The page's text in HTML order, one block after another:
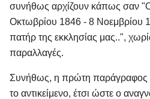
συνήθως αρχίζουν κάπως σαν
Οκτωβρίου 1846 - 8 Νοεμβρίου
πατήρ της εκκλησίας μας..",
παραλλαγές.
Συνήθως, η πρώτη παράγραφος
το αντικείμενο, έτσι ώστε ο